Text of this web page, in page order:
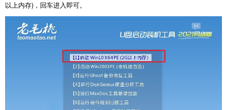
以上内存)，回车进入即可。